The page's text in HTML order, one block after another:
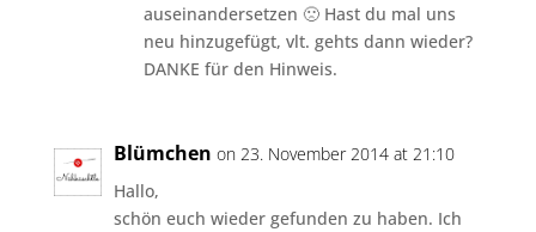
auseinandersetzen 🙁 Hast du mal uns
neu hinzugefügt, vlt. gehts dann wieder?
DANKE für den Hinweis.
Blümchen on 23. November 2014 at 21:10
Hallo,
schön euch wieder gefunden zu haben. Ich